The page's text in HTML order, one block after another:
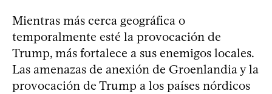
Mientras más cerca geográfica o
temporalmente esté la provocación de
Trump, más fortalece a sus enemigos locales.
Las amenazas de anexión de Groenlandia y la
provocación de Trump a los países nórdicos